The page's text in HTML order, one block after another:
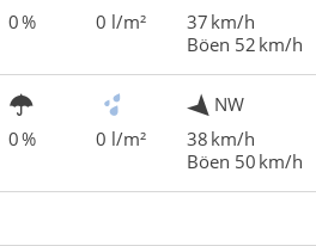
0 % 0 l/m²
37 km/h
Böen 52 km/h
0 % 0 l/m²
NW
38 km/h
Böen 50 km/h